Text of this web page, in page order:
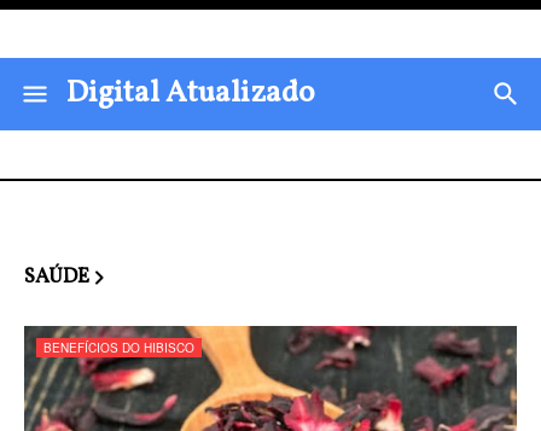
Digital Atualizado
SAÚDE
BENEFÍCIOS DO HIBISCO